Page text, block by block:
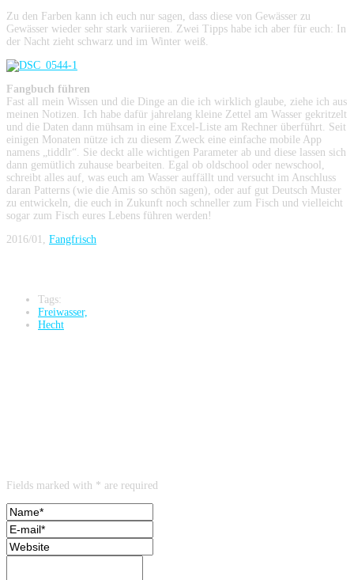
Zu den Farben kann ich euch nur sagen, dass diese von Gewässer zu
Gewässer wieder sehr stark variieren. Zwei Tipps habe ich aber für euch: In
der Nacht zieht schwarz und im Winter weiß.
Fangbuch führen
Fast all mein Wissen und die Dinge an die ich wirklich glaube, ziehe ich aus
meinen Notizen. Ich habe dafür jahrelang kleine Zettel am Wasser gekritzelt
und die Daten dann mühsam in eine Excel-Liste am Rechner überführt. Seit
einigen Monaten nütze ich zu diesem Zweck eine einfache mobile App
namens „tiddlr“. Sie deckt alle wichtigen Parameter ab und diese lassen sich
dann gemütlich zuhause bearbeiten. Egal ob oldschool oder newschool,
schreibt alles auf, was euch am Wasser auffällt und versucht im Anschluss
daran Patterns (wie die Amis so schön sagen), oder auf gut Deutsch Muster
zu entwickeln, die euch in Zukunft noch schneller zum Fisch und vielleicht
sogar zum Fisch eures Lebens führen werden!
2016/01, Fangfrisch
Tags:
Freiwasser,
Hecht
Fields marked with * are required